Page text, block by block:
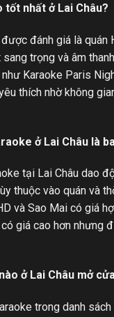
tốt nhất ở Lai Châu?
được đánh giá là
trọng và âm
như Karaoke Paris
thích nhờ không
ở Lai Châu là
tại Lai Châu dao
thuộc vào quán và
và Sao Mai có giá
có giá cao hơn nhưng
ở Lai Châu mở
trong danh